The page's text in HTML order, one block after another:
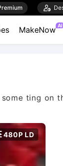

MakeNow AI
ting on
480P LD